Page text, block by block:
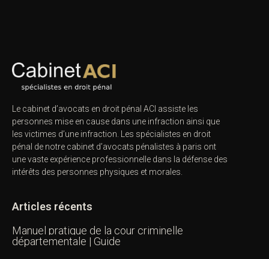
Le cabinet d’avocats en droit pénal ACI assiste les
personnes mise en cause dans une infraction ainsi que
les victimes d’une infraction. Les spécialistes en droit
pénal de notre cabinet d’avocats pénalistes à paris ont
une vaste expérience professionnelle dans la défense des
intérêts des personnes physiques et morales.
Articles récents
Manuel pratique de la cour criminelle
départementale | Guide